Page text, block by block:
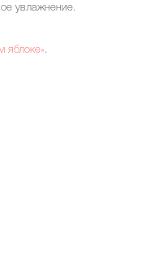
увлажнение.
яблоке».